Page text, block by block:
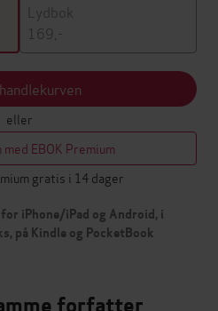
Lydbok
169,-
eller
EBOK Premium
gratis i 14 dager
iPhone/iPad og Android, i
på Kindle og PocketBook